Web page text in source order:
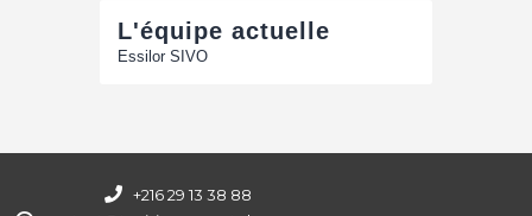
L'équipe actuelle
Essilor SIVO
+216 29 13 38 88